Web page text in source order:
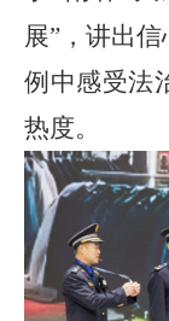
展” ，讲出
例中感受法
热度。